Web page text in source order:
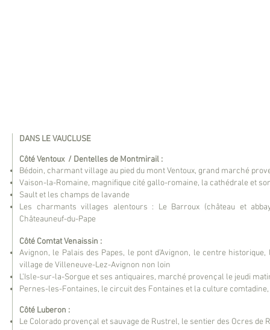
​DANS LE VAUCLUSE
Côté Ventoux / Dentelles de Montmirail :
Bédoin, charmant village au pied du mont Ventoux, grand marché
Vaison-la-Romaine, magnifique cité gallo-romaine, la cathédrale et
Sault et les champs de lavande
Les charmants villages alentours : Le Barroux (château et
Châteauneuf-du-Pape
Côté Comtat Venaissin :
Avignon, le Palais des Papes, le pont d’Avignon, le centre
village de Villeneuve-Lez-Avignon non loin
L’Isle-sur-la-Sorgue et ses antiquaires, marché provençal le jeudi
Pernes-les-Fontaines, le circuit des Fontaines et la culture
Côté Luberon :
Le Colorado provençal et sauvage de Rustrel, le sentier des Ocres de